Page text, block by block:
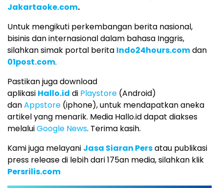
Jakartaoke.com.
Untuk mengikuti perkembangan berita nasional,
bisinis dan internasional dalam bahasa Inggris,
silahkan simak portal berita Indo24hours.comdan
01post.com.
Pastikan juga download
aplikasi Hallo.id di Playstore (Android)
danAppstore (iphone), untuk mendapatkan aneka
artikel yang menarik. Media Hallo.id dapat diakses
melaluiGoogle News. Terima kasih.
Kami juga melayani Jasa Siaran Persatau publikasi
press release di lebih dari 175an media, silahkan klik
Persrilis.com